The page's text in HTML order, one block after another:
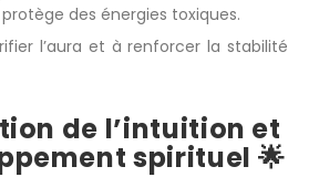
des énergies toxiques.
l’aura et à renforcer la stabilité
de l’intuition et
spirituel 🌟